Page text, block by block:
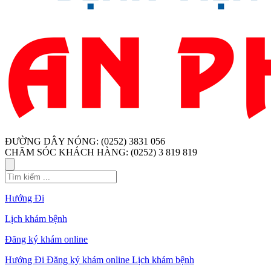
ĐƯỜNG DÂY NÓNG: (0252) 3831 056
CHĂM SÓC KHÁCH HÀNG: (0252) 3 819 819
Hướng Đi
Lịch khám bệnh
Đăng ký khám online
Hướng Đi Đăng ký khám online Lịch khám bệnh